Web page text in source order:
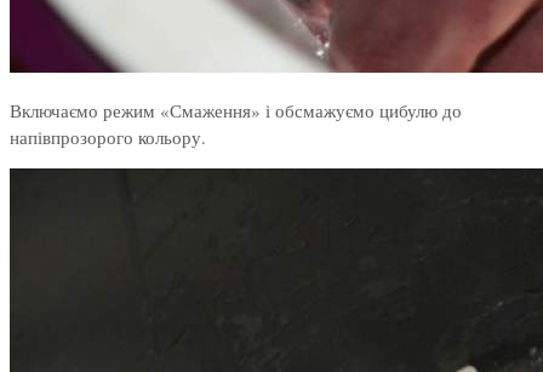
Включаємо режим «Смаження» і обсмажуємо цибулю до
напівпрозорого кольору.